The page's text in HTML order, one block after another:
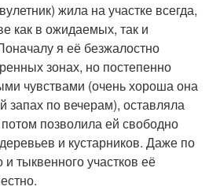
жила на участке всегда,
как в ожидаемых, так и
я её безжалостно
зонах, но постепенно
чувствами (очень хороша она
запах по вечерам), оставляла
позволила ей свободно
и кустарников. Даже по
тыквенного участков её